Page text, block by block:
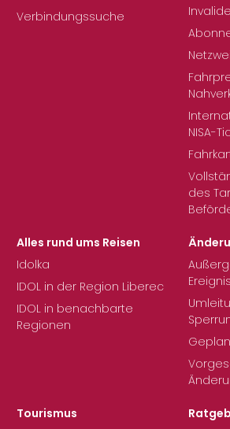
Verbindungssuche
NISA-
des
Alles rund ums Reisen
Idolka
IDOL in der Region Liberec
IDOL in benachbarte
Regionen
Tourismus